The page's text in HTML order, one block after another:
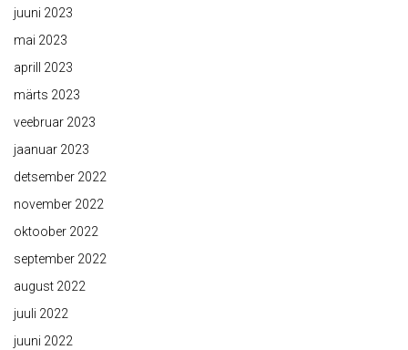
juuni 2023
mai 2023
aprill 2023
märts 2023
veebruar 2023
jaanuar 2023
detsember 2022
november 2022
oktoober 2022
september 2022
august 2022
juuli 2022
juuni 2022